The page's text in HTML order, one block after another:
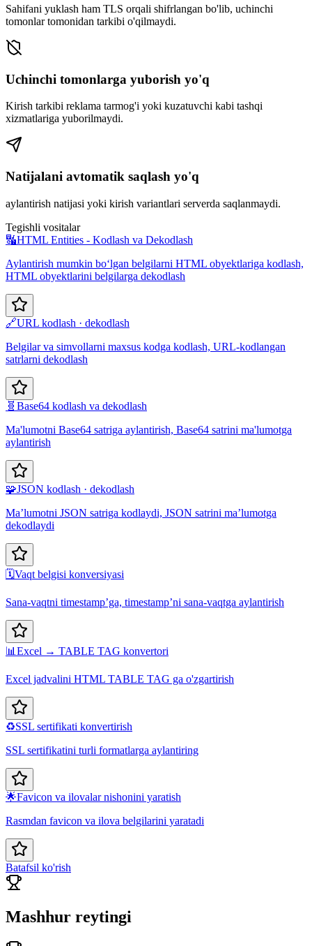
Sahifani yuklash ham TLS orqali shifrlangan bo'lib, uchinchi
tomonlar tomonidan tarkibi o'qilmaydi.
Uchinchi tomonlarga yuborish yo'q
Kirish tarkibi reklama tarmog'i yoki kuzatuvchi kabi tashqi
xizmatlariga yuborilmaydi.
Natijalani avtomatik saqlash yo'q
aylantirish natijasi yoki kirish variantlari serverda saqlanmaydi.
Tegishli vositalar
🔣HTML Entities - Kodlash va Dekodlash
Aylantirish mumkin boʻlgan belgilarni HTML obyektlariga kodlash,
HTML obyektlarini belgilarga dekodlash
🔗URL kodlash · dekodlash
Belgilar va simvollarni maxsus kodga kodlash, URL-kodlangan
satrlarni dekodlash
🧬 Base64 kodlash va dekodlash
Ma'lumotni Base64 satriga aylantirish, Base64 satrini ma'lumotga
aylantirish
🧩JSON kodlash · dekodlash
Ma’lumotni JSON satriga kodlaydi, JSON satrini ma’lumotga
dekodlaydi
🗓️Vaqt belgisi konversiyasi
Sana-vaqtni timestamp’ga, timestamp’ni sana-vaqtga aylantirish
📊 Excel → TABLE TAG konvertori
Excel jadvalini HTML TABLE TAG ga o'zgartirish
♻️SSL sertifikati konvertirish
SSL sertifikatini turli formatlarga aylantiring
🌟Favicon va ilovalar nishonini yaratish
Rasmdan favicon va ilova belgilarini yaratadi
Batafsil ko'rish
Mashhur reytingi